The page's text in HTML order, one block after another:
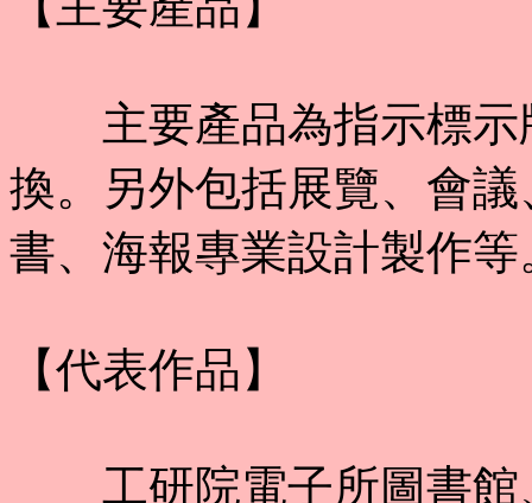
主要產品為指示標示
換。另外包括展覽、會
書、海報專業設計製作等
【代表作品】
工研院電子所圖書館